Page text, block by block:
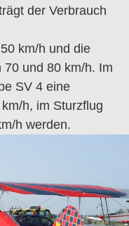
der Verbrauch
km/h und die
und 80 km/h. Im
SV 4 eine
h, im Sturzflug
h werden.